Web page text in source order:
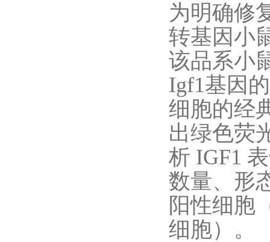
为明确修
转基因小
该品系小
Igf1基因
细胞的经
出绿色荧
析 IGF1
数量、形
阳性细胞
细胞）。